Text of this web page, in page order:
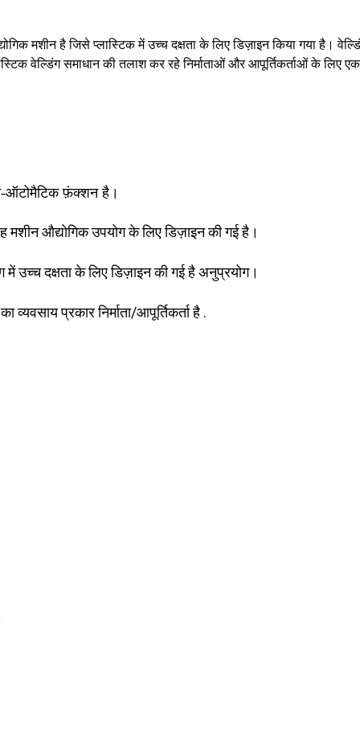
मशीन है जिसे प्लास्टिक में उच्च दक्षता के लिए डिज़ाइन किया गया है।
वेल्डिंग समाधान की तलाश कर रहे निर्माताओं और आपूर्तिकर्ताओं के लिए
ऑटोमैटिक फ़ंक्शन है।
मशीन औद्योगिक उपयोग के लिए डिज़ाइन की गई है।
में उच्च दक्षता के लिए डिज़ाइन की गई है अनुप्रयोग।
व्यवसाय प्रकार निर्माता/आपूर्तिकर्ता है .